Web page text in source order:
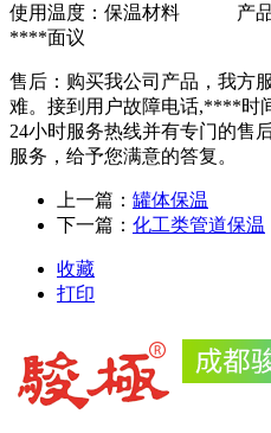
使用温度：保温材料 产品
****面议
售后：购买我公司产品，我方
难。接到用户故障电话,****时
24小时服务热线并有专门的售
服务，给予您满意的答复。
上一篇： 罐体保温
下一篇： 化工类管道保温
收藏
打印